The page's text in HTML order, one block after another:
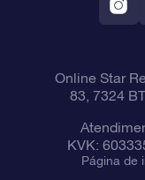
Online Star
83, 7324
KVK:
Página de